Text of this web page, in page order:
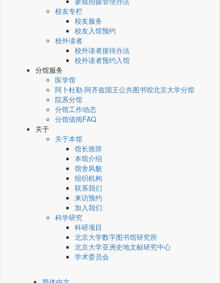
校友专栏
校友服务
校友入馆预约
校外读者
校外读者接待办法
校外读者预约入馆
分馆服务
医学馆
阿卜杜勒·阿齐兹国王公共图书馆北京大学分馆
院系分馆
分馆工作动态
分馆借阅FAQ
关于
关于本馆
馆长致辞
本馆介绍
馆舍风貌
组织机构
联系我们
来访预约
加入我们
科学研究
科研项目
北京大学数字图书馆研究所
北京大学亚洲史地文献研究中心
学术委员会